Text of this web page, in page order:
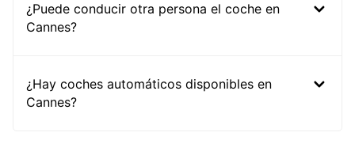
¿Puede conducir otra persona el coche en
Cannes?
¿Hay coches automáticos disponibles en
Cannes?